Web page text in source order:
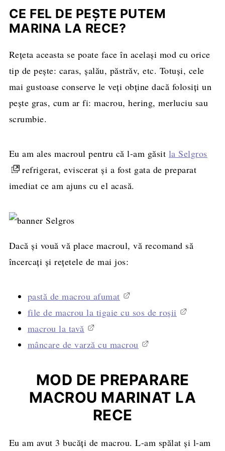
CE FEL DE PEȘTE PUTEM
MARINA LA RECE?
Rețeta aceasta se poate face în același mod cu orice
tip de pește: caras, șalău, păstrăv, etc. Totuși, cele
mai gustoase conserve le veți obține dacă folosiți un
pește gras, cum ar fi: macrou, hering, merluciu sau
scrumbie.
Eu am ales macroul pentru că l-am găsit la Selgros
refrigerat, eviscerat și a fost gata de preparat
imediat ce am ajuns cu el acasă.
Dacă și vouă vă place macroul, vă recomand să
încercați și rețetele de mai jos:
pastă de macrou afumat
file de macrou la tigaie cu sos de roșii
macrou la tavă
mâncare de varză cu macrou
MOD DE PREPARARE
MACROU MARINAT LA
RECE
Eu am avut 3 bucăți de macrou. L-am spălat și l-am